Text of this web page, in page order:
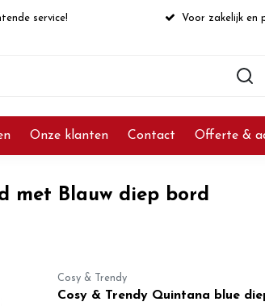
service! Voor zakelijk en
Onze klanten Contact Offerte &
met Blauw diep bord
Cosy & Trendy
Cosy & Trendy Quintana blue